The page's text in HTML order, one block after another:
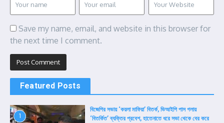
Save my name, email, and website in this browser for
the next time I comment.
Featured Posts
1
বিজেপির সভায় ‘কয়লা মাফিয়া’ বিতর্ক, ভিআইপি পাস গলায়
‘বিতর্কিত’ ব্যক্তির প্রবেশ, হাতেনাতে ধরে সভা থেকে বের করে